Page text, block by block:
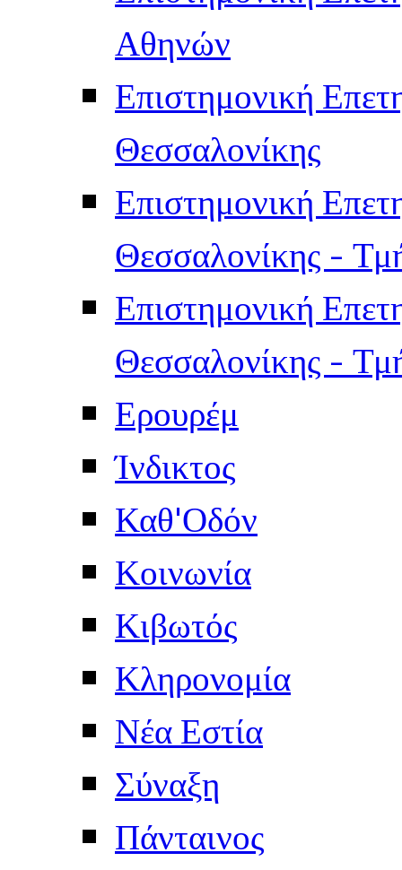
Αθηνών
Επιστημονική
Θεσσαλονίκης
Επιστημονική
Θεσσαλονίκης -
Επιστημονική
Θεσσαλονίκης -
Ερουρέμ
Ίνδικτος
Καθ'Οδόν
Κοινωνία
Κιβωτός
Κληρονομία
Νέα Εστία
Σύναξη
Πάνταινος